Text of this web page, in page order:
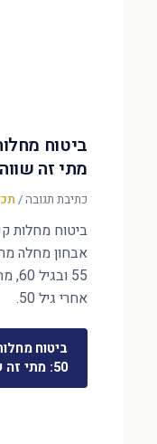
מתי זה
כתיבת תגובה/
ביטוח מחלות
אבחון מחלה
55
אחרי גיל 50.
ביטוח
50: מתי זה שווה את הכסף?